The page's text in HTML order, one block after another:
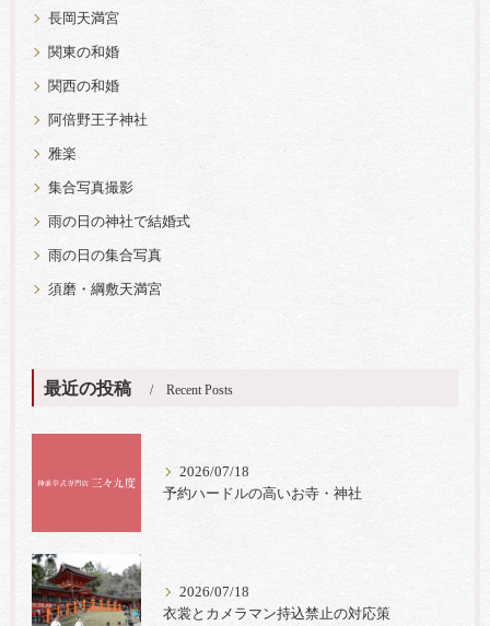
長岡天満宮
関東の和婚
関西の和婚
阿倍野王子神社
雅楽
集合写真撮影
雨の日の神社で結婚式
雨の日の集合写真
須磨・綱敷天満宮
最近の投稿 Recent Posts
2026/07/18
予約ハードルの高いお寺・神社
2026/07/18
衣裳とカメラマン持込禁止の対応策